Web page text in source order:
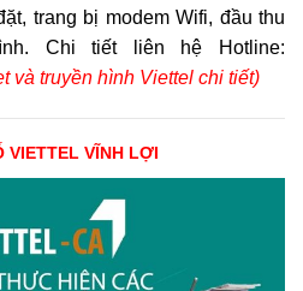
trang bị modem Wifi, đầu thu
Chi tiết liên hệ Hotline:
và truyền hình Viettel chi tiết)
VIETTEL VĨNH LỢI